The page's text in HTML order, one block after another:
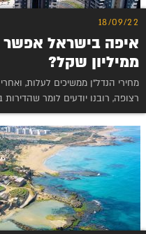
18/09/22
איפה בישראל אפשר
ממיליון שקל?
מחירי הנדל”ן ממשיכים לעלות,
רצופה, רובנו יודעים לומר שהדירות